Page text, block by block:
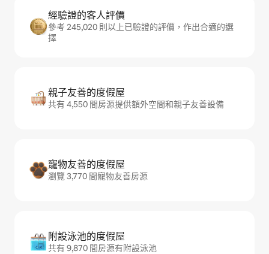
經驗證的客人評價
參考 245,020 則以上已驗證的評價，作出合適的選
擇
親子友善的度假屋
共有 4,550 間房源提供額外空間和親子友善設備
寵物友善的度假屋
瀏覽 3,770 間寵物友善房源
附設泳池的度假屋
共有 9,870 間房源有附設泳池